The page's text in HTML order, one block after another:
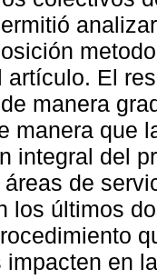
artículo. El
manera
manera que
integral del
de
los últimos
impacten en